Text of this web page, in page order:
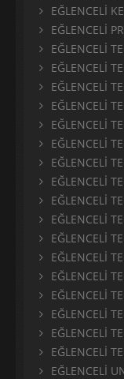
EĞLENCELİ
EĞLENCELİ
EĞLENCELİ
EĞLENCELİ
EĞLENCELİ
EĞLENCELİ
EĞLENCELİ
EĞLENCELİ
EĞLENCELİ
EĞLENCELİ
EĞLENCELİ
EĞLENCELİ
EĞLENCELİ
EĞLENCELİ
EĞLENCELİ
EĞLENCELİ
EĞLENCELİ
EĞLENCELİ
EĞLENCELİ
EĞLENCELİ